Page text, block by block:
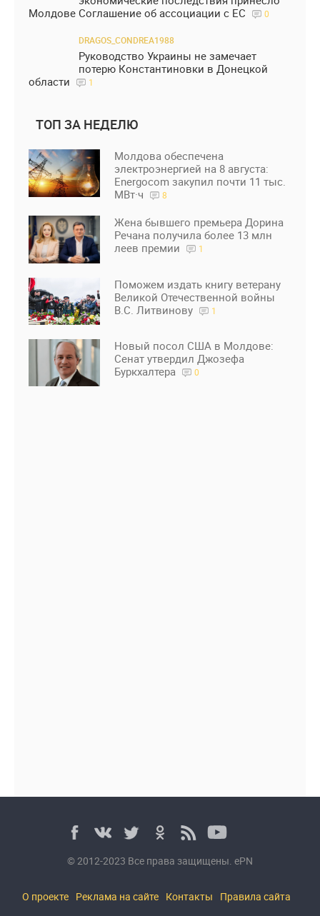
Молдове Соглашение об ассоциации с ЕС
0
DRAGOS_CONDREA1988
Руководство Украины не замечает
потерю Константиновки в Донецкой
области
1
ТОП ЗА НЕДЕЛЮ
Молдова обеспечена
электроэнергией на 8 августа:
Energocom закупил почти 11 тыс.
МВт·ч
8
Жена бывшего премьера Дорина
Речана получила более 13 млн
леев премии
1
Поможем издать книгу ветерану
Великой Отечественной войны
В.С. Литвинову
1
Новый посол США в Молдове:
Сенат утвердил Джозефа
Буркхалтера
0
© 2012-2023 Все права защищены. ePN
О проекте Реклама на сайте Контакты Правила сайта